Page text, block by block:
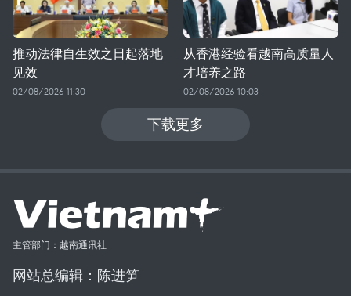
推动法律自生效之日起落地
见效
02/08/2026 11:30
从香港经验看越南高质量人
才培养之路
02/08/2026 10:03
下载更多
主管部门：越南通讯社
网站总编辑：陈进笋